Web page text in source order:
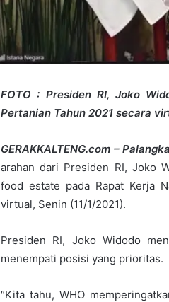
FOTO : Presiden RI, Joko
Pertanian Tahun 2021 secara
GERAKKALTENG.com –
arahan dari Presiden RI, Joko
food estate pada Rapat Kerja
virtual, Senin (11/1/2021).
Presiden RI, Joko Widodo
menempati posisi yang prioritas.
“Kita tahu, WHO